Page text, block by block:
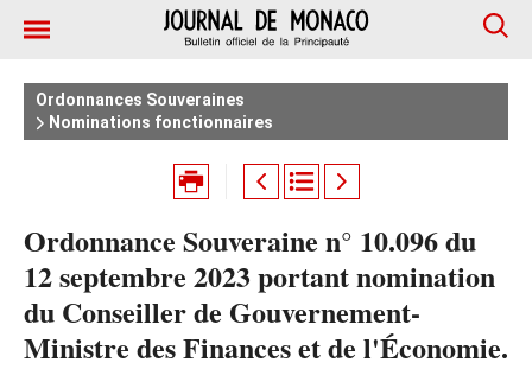
Ordonnances Souveraines
Nominations fonctionnaires
Ordonnance Souveraine n° 10.096 du
12 septembre 2023 portant nomination
du Conseiller de Gouvernement-
Ministre des Finances et de l'Économie.